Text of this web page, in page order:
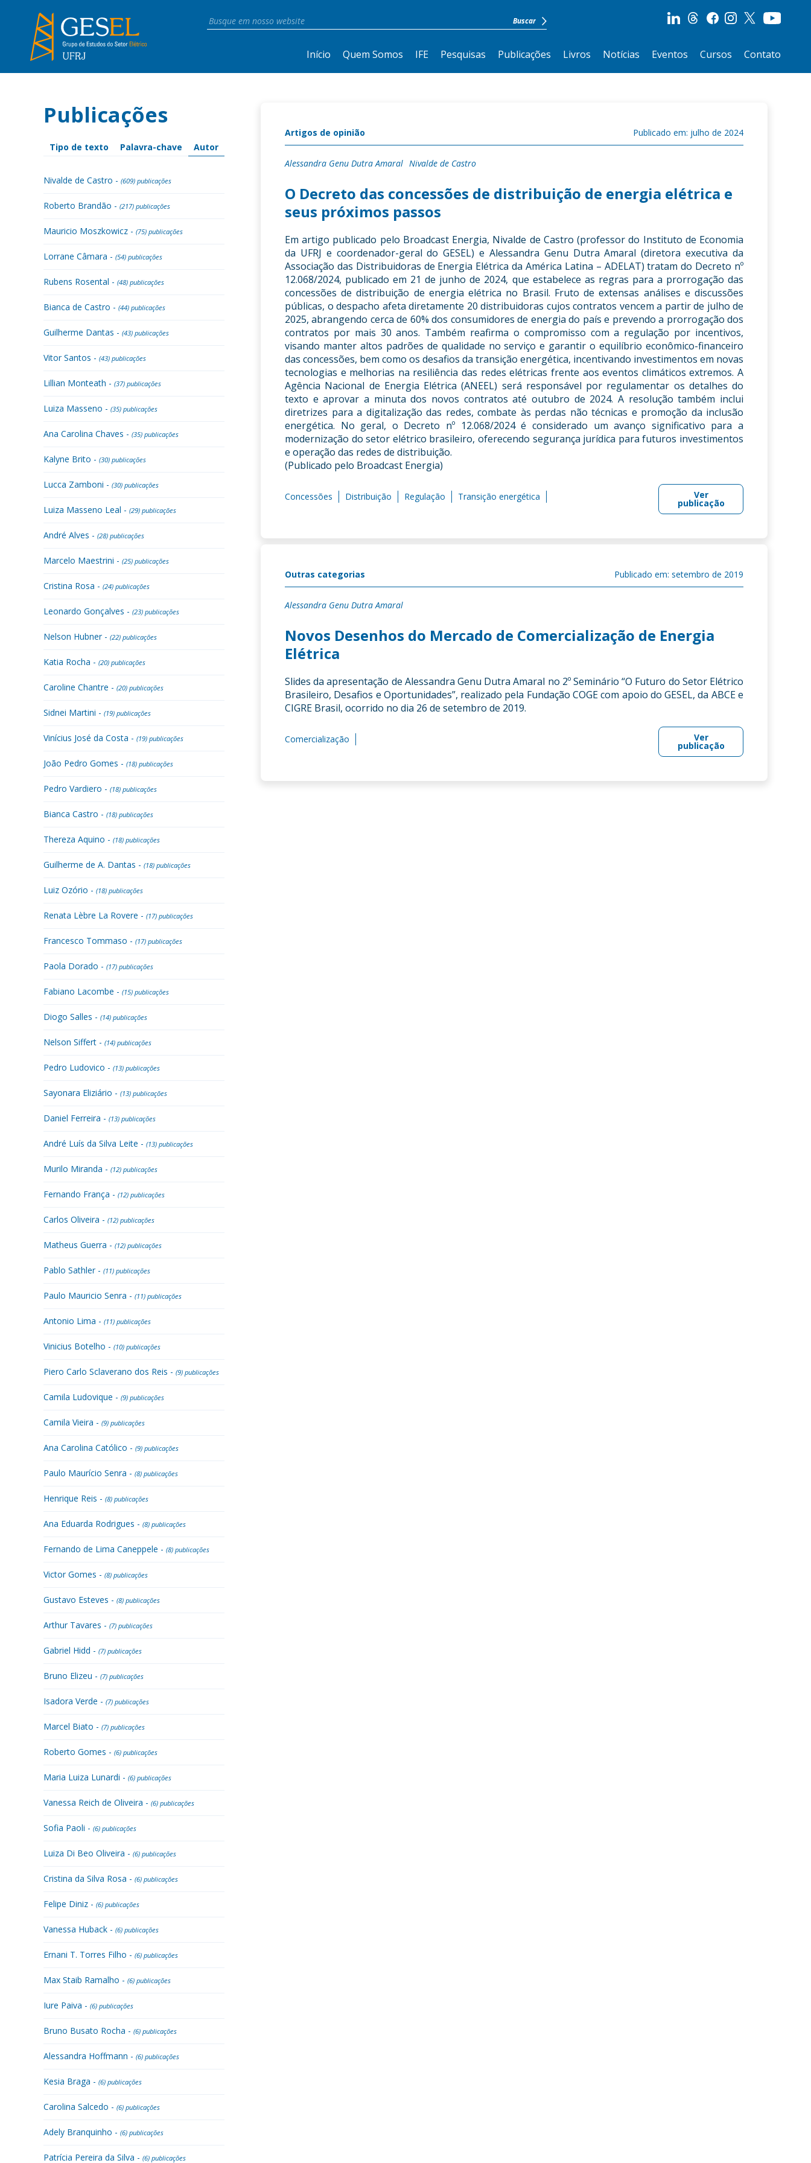
Início Quem Somos IFE Pesquisas Publicações Livros Notícias Eventos Cursos Contato
Publicações
Tipo de texto Palavra-chave Autor
Nivalde de Castro - (609) publicações
Roberto Brandão - (217) publicações
Mauricio Moszkowicz - (75) publicações
Lorrane Câmara - (54) publicações
Rubens Rosental - (48) publicações
Bianca de Castro - (44) publicações
Guilherme Dantas - (43) publicações
Vitor Santos - (43) publicações
Lillian Monteath - (37) publicações
Luiza Masseno - (35) publicações
Ana Carolina Chaves - (35) publicações
Kalyne Brito - (30) publicações
Lucca Zamboni - (30) publicações
Luiza Masseno Leal - (29) publicações
André Alves - (28) publicações
Marcelo Maestrini - (25) publicações
Cristina Rosa - (24) publicações
Leonardo Gonçalves - (23) publicações
Nelson Hubner - (22) publicações
Katia Rocha - (20) publicações
Caroline Chantre - (20) publicações
Sidnei Martini - (19) publicações
Vinícius José da Costa - (19) publicações
João Pedro Gomes - (18) publicações
Pedro Vardiero - (18) publicações
Bianca Castro - (18) publicações
Thereza Aquino - (18) publicações
Guilherme de A. Dantas - (18) publicações
Luiz Ozório - (18) publicações
Renata Lèbre La Rovere - (17) publicações
Francesco Tommaso - (17) publicações
Paola Dorado - (17) publicações
Fabiano Lacombe - (15) publicações
Diogo Salles - (14) publicações
Nelson Siffert - (14) publicações
Pedro Ludovico - (13) publicações
Sayonara Eliziário - (13) publicações
Daniel Ferreira - (13) publicações
André Luís da Silva Leite - (13) publicações
Murilo Miranda - (12) publicações
Fernando França - (12) publicações
Carlos Oliveira - (12) publicações
Matheus Guerra - (12) publicações
Pablo Sathler - (11) publicações
Paulo Mauricio Senra - (11) publicações
Antonio Lima - (11) publicações
Vinicius Botelho - (10) publicações
Piero Carlo Sclaverano dos Reis - (9) publicações
Camila Ludovique - (9) publicações
Camila Vieira - (9) publicações
Ana Carolina Católico - (9) publicações
Paulo Maurício Senra - (8) publicações
Henrique Reis - (8) publicações
Ana Eduarda Rodrigues - (8) publicações
Fernando de Lima Caneppele - (8) publicações
Victor Gomes - (8) publicações
Gustavo Esteves - (8) publicações
Arthur Tavares - (7) publicações
Gabriel Hidd - (7) publicações
Bruno Elizeu - (7) publicações
Isadora Verde - (7) publicações
Marcel Biato - (7) publicações
Roberto Gomes - (6) publicações
Maria Luiza Lunardi - (6) publicações
Vanessa Reich de Oliveira - (6) publicações
Sofia Paoli - (6) publicações
Luiza Di Beo Oliveira - (6) publicações
Cristina da Silva Rosa - (6) publicações
Felipe Diniz - (6) publicações
Vanessa Huback - (6) publicações
Ernani T. Torres Filho - (6) publicações
Max Staib Ramalho - (6) publicações
Iure Paiva - (6) publicações
Bruno Busato Rocha - (6) publicações
Alessandra Hoffmann - (6) publicações
Kesia Braga - (6) publicações
Carolina Salcedo - (6) publicações
Adely Branquinho - (6) publicações
Patrícia Pereira da Silva - (6) publicações
Artigos de opinião Publicado em: julho de 2024
Alessandra Genu Dutra Amaral Nivalde de Castro
O Decreto das concessões de distribuição de energia elétrica e
seus próximos passos
Em artigo publicado pelo Broadcast Energia, Nivalde de Castro (professor do Instituto de Economia
da UFRJ e coordenador-geral do GESEL) e Alessandra Genu Dutra Amaral (diretora executiva da
Associação das Distribuidoras de Energia Elétrica da América Latina – ADELAT) tratam do Decreto nº
12.068/2024, publicado em 21 de junho de 2024, que estabelece as regras para a prorrogação das
concessões de distribuição de energia elétrica no Brasil. Fruto de extensas análises e discussões
públicas, o despacho afeta diretamente 20 distribuidoras cujos contratos vencem a partir de julho de
2025, abrangendo cerca de 60% dos consumidores de energia do país e prevendo a prorrogação dos
contratos por mais 30 anos. Também reafirma o compromisso com a regulação por incentivos,
visando manter altos padrões de qualidade no serviço e garantir o equilíbrio econômico-financeiro
das concessões, bem como os desafios da transição energética, incentivando investimentos em novas
tecnologias e melhorias na resiliência das redes elétricas frente aos eventos climáticos extremos. A
Agência Nacional de Energia Elétrica (ANEEL) será responsável por regulamentar os detalhes do
texto e aprovar a minuta dos novos contratos até outubro de 2024. A resolução também inclui
diretrizes para a digitalização das redes, combate às perdas não técnicas e promoção da inclusão
energética. No geral, o Decreto nº 12.068/2024 é considerado um avanço significativo para a
modernização do setor elétrico brasileiro, oferecendo segurança jurídica para futuros investimentos
e operação das redes de distribuição.
(Publicado pelo Broadcast Energia)
Concessões Distribuição Regulação Transição energética Ver
publicação
Outras categorias Publicado em: setembro de 2019
Alessandra Genu Dutra Amaral
Novos Desenhos do Mercado de Comercialização de Energia
Elétrica
Slides da apresentação de Alessandra Genu Dutra Amaral no 2º Seminário “O Futuro do Setor Elétrico
Brasileiro, Desafios e Oportunidades”, realizado pela Fundação COGE com apoio do GESEL, da ABCE e
CIGRE Brasil, ocorrido no dia 26 de setembro de 2019.
Comercialização Ver
publicação